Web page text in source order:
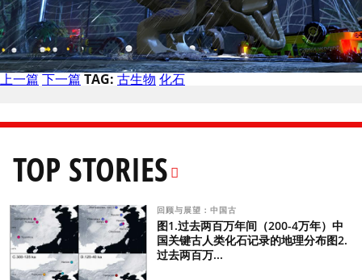
上一篇 下一篇 TAG: 古生物 化石
TOP STORIES
回顾与展望：中国古
图1.过去两百万年间（200-4万年）中
国关键古人类化石记录的地理分布图2.
过去两百万...